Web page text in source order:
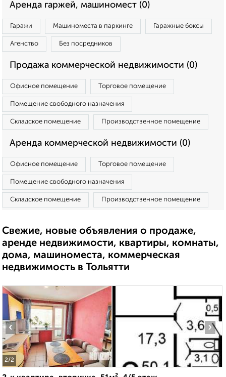
Аренда гаржей, машиномест (0)
Гаражи Машиноместа в паркинге Гаражные боксы
Агенство Без посредников
Продажа коммерческой недвижимости (0)
Офисное помещение Торговое помещение
Помещение свободного назначения
Складское помещение Производственное помещение
Аренда коммерческой недвижимости (0)
Офисное помещение Торговое помещение
Помещение свободного назначения
Складское помещение Производственное помещение
Свежие, новые объявления о продаже,
аренде недвижимости, квартиры, комнаты,
дома, машиноместа, коммерческая
недвижимость в Тольятти
2/2
‹ ›